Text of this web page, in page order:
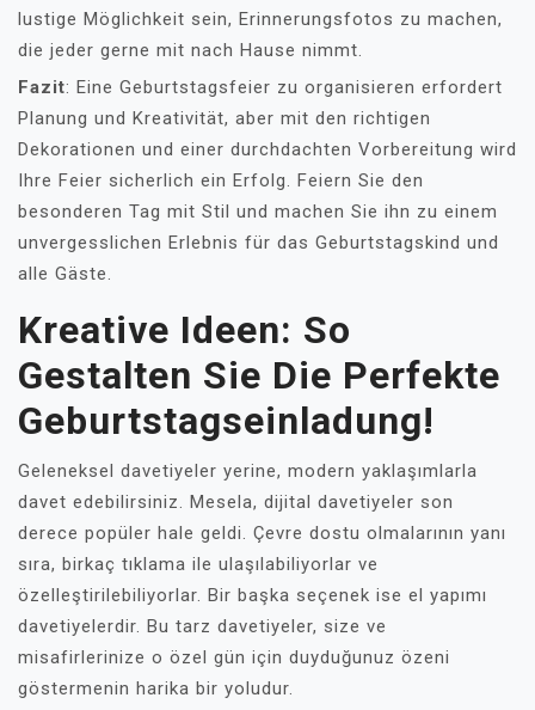
lustige Möglichkeit sein, Erinnerungsfotos zu machen,
die jeder gerne mit nach Hause nimmt.
Fazit: Eine Geburtstagsfeier zu organisieren erfordert
Planung und Kreativität, aber mit den richtigen
Dekorationen und einer durchdachten Vorbereitung wird
Ihre Feier sicherlich ein Erfolg. Feiern Sie den
besonderen Tag mit Stil und machen Sie ihn zu einem
unvergesslichen Erlebnis für das Geburtstagskind und
alle Gäste.
Kreative Ideen: So
Gestalten Sie Die Perfekte
Geburtstagseinladung!
Geleneksel davetiyeler yerine, modern yaklaşımlarla
davet edebilirsiniz. Mesela, dijital davetiyeler son
derece popüler hale geldi. Çevre dostu olmalarının yanı
sıra, birkaç tıklama ile ulaşılabiliyorlar ve
özelleştirilebiliyorlar. Bir başka seçenek ise el yapımı
davetiyelerdir. Bu tarz davetiyeler, size ve
misafirlerinize o özel gün için duyduğunuz özeni
göstermenin harika bir yoludur.